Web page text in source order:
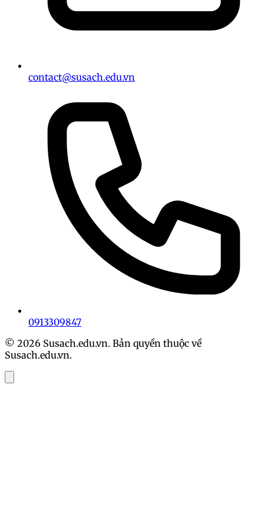
contact@susach.edu.vn
0913309847
© 2026 Susach.edu.vn. Bản quyền thuộc về
Susach.edu.vn.